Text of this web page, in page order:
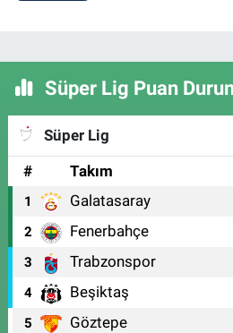
Süper Lig Puan
Süper Lig
#
Takım
1 Galatasaray
2 Fenerbahçe
3 Trabzonspor
4 Beşiktaş
5 Göztepe